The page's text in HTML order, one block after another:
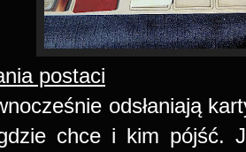
postaci
odsłaniają
chce i kim pójść.